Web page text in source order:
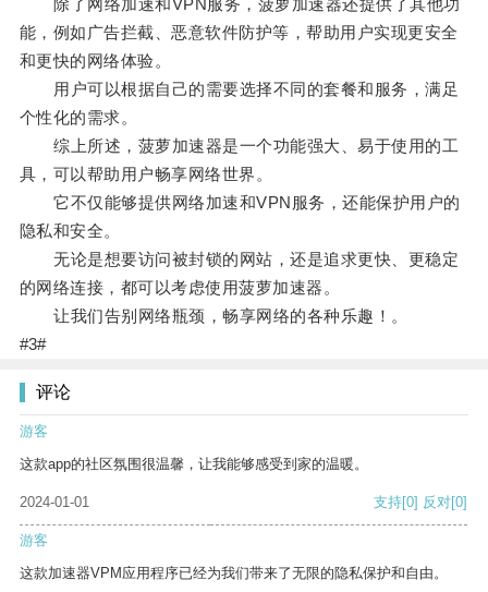
除了网络加速和VPN服务，菠萝加速器还提供了其他功
能，例如广告拦截、恶意软件防护等，帮助用户实现更安全
和更快的网络体验。
用户可以根据自己的需要选择不同的套餐和服务，满足
个性化的需求。
综上所述，菠萝加速器是一个功能强大、易于使用的工
具，可以帮助用户畅享网络世界。
它不仅能够提供网络加速和VPN服务，还能保护用户的
隐私和安全。
无论是想要访问被封锁的网站，还是追求更快、更稳定
的网络连接，都可以考虑使用菠萝加速器。
让我们告别网络瓶颈，畅享网络的各种乐趣！。
#3#
评论
游客
这款app的社区氛围很温馨，让我能够感受到家的温暖。
2024-01-01 支持[0] 反对[0]
游客
这款加速器VPM应用程序已经为我们带来了无限的隐私保护和自由。